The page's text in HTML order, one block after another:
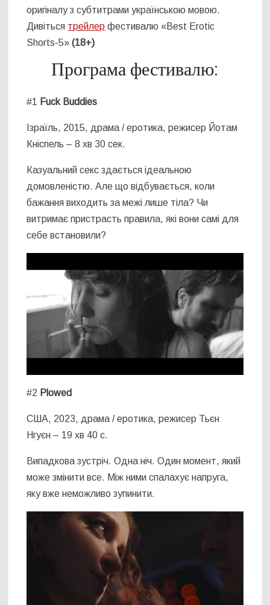
оригіналу з субтитрами українською мовою.
Дивіться трейлер фестивалю «Best Erotic
Shorts-5»(18+)
Програма фестивалю:
#1 Fuck Buddies
Ізраїль, 2015, драма / еротика, режисер Йотам
Кніспель – 8 хв 30 сек.
Казуальний секс здається ідеальною
домовленістю. Але що відбувається, коли
бажання виходить за межі лише тіла? Чи
витримає пристрасть правила, які вони самі для
себе встановили?
#2 Plowed
США, 2023, драма / еротика, режисер Тьєн
Нгуєн – 19 хв 40 с.
Випадкова зустріч. Одна ніч. Один момент, який
може змінити все. Між ними спалахує напруга,
яку вже неможливо зупинити.